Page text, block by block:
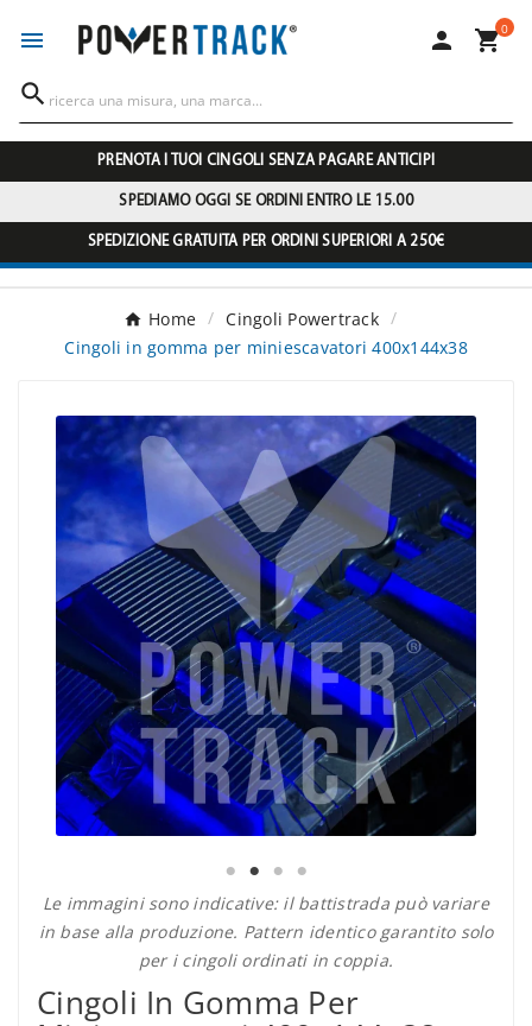
  0

PRENOTA I TUOI CINGOLI SENZA PAGARE ANTICIPI
SPEDIAMO OGGI SE ORDINI ENTRO LE 15.00
SPEDIZIONE GRATUITA PER ORDINI SUPERIORI A 250€
Home
Cingoli Powertrack
Cingoli in gomma per miniescavatori 400x144x38
Le immagini sono indicative: il battistrada può variare
in base alla produzione. Pattern identico garantito solo
per i cingoli ordinati in coppia.
Cingoli In Gomma Per